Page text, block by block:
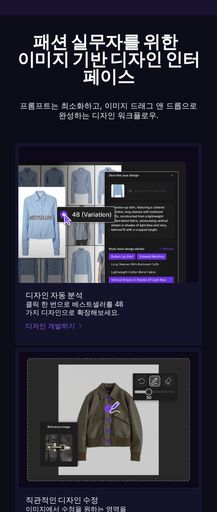
패션 실무자를 위한
이미지 기반 디자인 인터
페이스
프롬프트는 최소화하고, 이미지 드래그 앤 드롭으로
완성하는 디자인 워크플로우.
디자인 자동 분석
클릭 한 번으로 베스트셀러를 48
가지 디자인으로 확장해보세요.
디자인 개발하기
직관적인 디자인 수정
이미지에서 수정을 원하는 영역을